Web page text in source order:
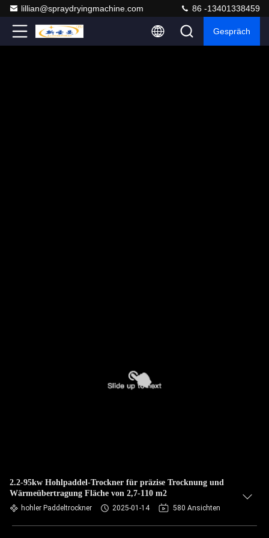
lillian@spraydryingmachine.com 86 -13401338459
Gespräch
2.2-95kw Hohlpaddel-Trockner für präzise Trocknung und
Wärmeübertragung Fläche von 2,7-110 m2
hohler Paddeltrockner 2025-01-14 580 Ansichten